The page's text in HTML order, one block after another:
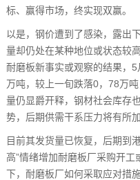
标、赢得市场，终实现双赢。
以是，钢价遭到了感染，露出
量却仍处在某种地位或状态较
耐磨板新事实或观察的结果，
万吨，较上一旬跌落0，78万
量仍显爵开释，钢材社会库存
势，后期供需干系压力将有所加
目前其发货量已恢复，后期到
高”情绪增加耐磨板厂采购开
下，耐磨板厂如何采取应对措